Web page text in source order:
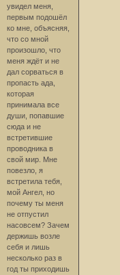
увидел меня,
первым подошёл
ко мне, объясняя,
что со мной
произошло, что
меня ждёт и не
дал сорваться в
пропасть ада,
которая
принимала все
души, попавшие
сюда и не
встретившие
проводника в
свой мир. Мне
повезло, я
встретила тебя,
мой Ангел, но
почему ты меня
не отпустил
насовсем? Зачем
держишь возле
себя и лишь
несколько раз в
год ты приходишь